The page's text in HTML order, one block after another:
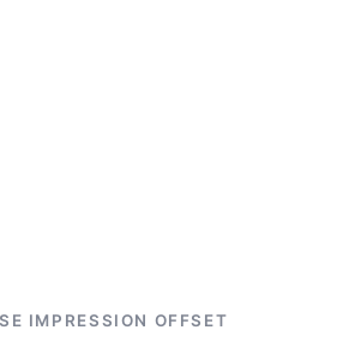
IMPRESSION OFFSET